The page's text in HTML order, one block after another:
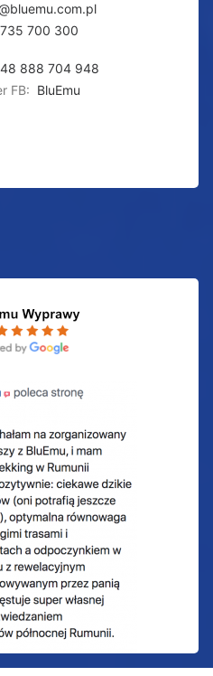
700 300
888 704 948
FB: BluEmu